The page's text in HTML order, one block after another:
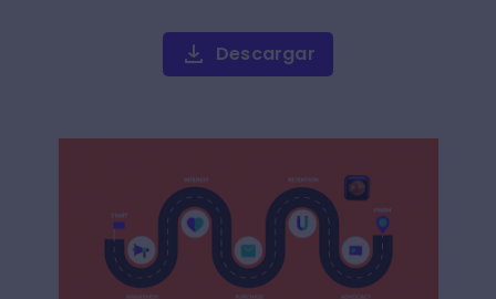
Descargar